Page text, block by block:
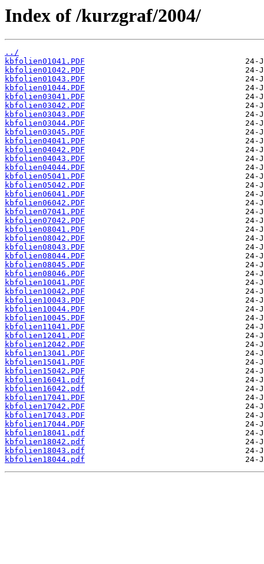
Index of /kurzgraf/2004/
../
kbfolien01041.PDF
kbfolien01042.PDF
kbfolien01043.PDF
kbfolien01044.PDF
kbfolien03041.PDF
kbfolien03042.PDF
kbfolien03043.PDF
kbfolien03044.PDF
kbfolien03045.PDF
kbfolien04041.PDF
kbfolien04042.PDF
kbfolien04043.PDF
kbfolien04044.PDF
kbfolien05041.PDF
kbfolien05042.PDF
kbfolien06041.PDF
kbfolien06042.PDF
kbfolien07041.PDF
kbfolien07042.PDF
kbfolien08041.PDF
kbfolien08042.PDF
kbfolien08043.PDF
kbfolien08044.PDF
kbfolien08045.PDF
kbfolien08046.PDF
kbfolien10041.PDF
kbfolien10042.PDF
kbfolien10043.PDF
kbfolien10044.PDF
kbfolien10045.PDF
kbfolien11041.PDF
kbfolien12041.PDF
kbfolien12042.PDF
kbfolien13041.PDF
kbfolien15041.PDF
kbfolien15042.PDF
kbfolien16041.pdf
kbfolien16042.pdf
kbfolien17041.PDF
kbfolien17042.PDF
kbfolien17043.PDF
kbfolien17044.PDF
kbfolien18041.pdf
kbfolien18042.pdf
kbfolien18043.pdf
kbfolien18044.pdf